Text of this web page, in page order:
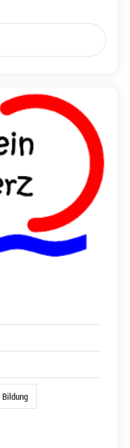
Bildung